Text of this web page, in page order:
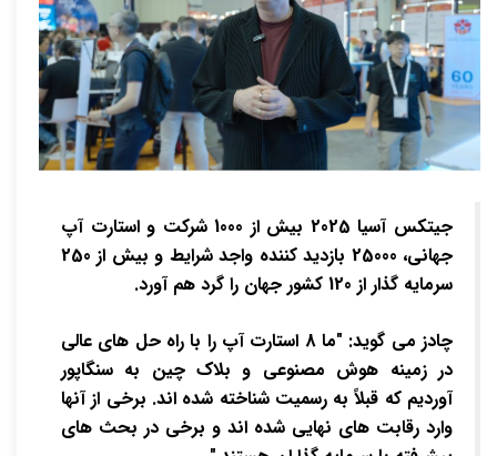
جیتکس آسیا 2025 بیش از 1000 شرکت و استارت آپ
جهانی، 25000 بازدید کننده واجد شرایط و بیش از 250
سرمایه گذار از 120 کشور جهان را گرد هم آورد.
چادز می گوید: "ما 8 استارت آپ را با راه حل های عالی
در زمینه هوش مصنوعی و بلاک چین به سنگاپور
آوردیم که قبلاً به رسمیت شناخته شده اند. برخی از آنها
وارد رقابت های نهایی شده اند و برخی در بحث های